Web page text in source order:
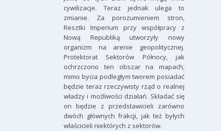
cywilizacje. Teraz jednak ulega to
zmianie. Za porozumieniem stron,
Resztki Imperium przy współpracy z
Nową Republiką utworzyły nowy
organizm na arenie geopolitycznej.
Protektorat Sektorów Północy, jak
ochrzczono ten obszar na mapach,
mimo bycia podległym tworem posiadać
będzie teraz rzeczywisty rząd o realnej
władzy i możliwości działań. Składać się
on będzie z przedstawicieli zarówno
dwóch głównych frakcji, jak też byłych
właścicieli niektórych z sektorów.